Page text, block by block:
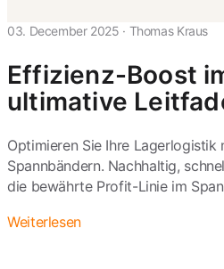
03. December 2025 · Thomas Kraus
Effizienz-Boost
ultimative
Optimieren Sie Ihre Lagerlogistik
Spannbändern. Nachhaltig,
die bewährte Profit-Linie im Span
Weiterlesen